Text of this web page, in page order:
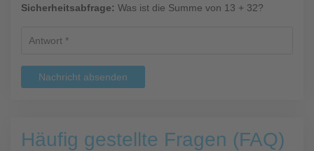
Sicherheitsabfrage: Was ist die Summe von 13 + 32?
Nachricht absenden
Häufig gestellte Fragen (FAQ)